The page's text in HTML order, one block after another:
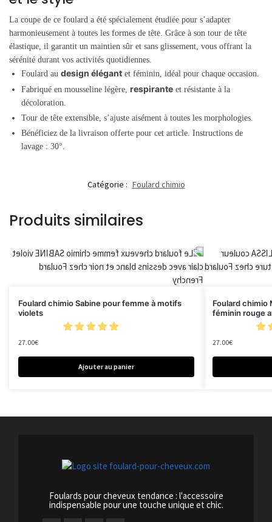
La coupe de ce foulard a été spécialement étudiée pour s’adapter
harmonieusement à toutes les formes de tête. Grâce à son tour de tête
élastique, il garantit un maintien sûr et sans glissement, vous offrant la
sérénité durant vos activités quotidiennes.
Foulard au design élégant et féminin, idéal pour chaque occasion.
Fabriqué en mousseline légère, respirante et résistante à la
décoloration.
Tour de tête extensible, s’ajuste aisément à toutes les morphologies.
Bénéficiez de la livraison offerte pour cet article. Instructions de
lavage : 30°.
Catégorie : Foulard chimio
Produits similaires
Foulard chimio Sabine pour femme à motifs
violets
27.00€
Ajouter au panier
Foulard chimio
féminin rouge
27.00€
Foulards pour cheveux tendance : l'accessoire
indispensable pour une touche unique et chic.